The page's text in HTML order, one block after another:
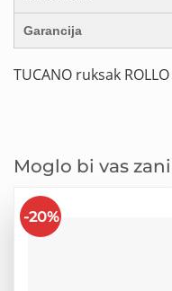
Garancija
TUCANO ruksak
Moglo bi vas
-20%